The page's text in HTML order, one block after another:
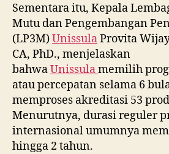
Sementara itu, Kepala
Mutu dan Pengembangan
(LP3M)UnissulaProvita
CA, PhD., menjelaskan
bahwaUnissulamemilih
atau percepatan selama 6
memproses akreditasi 53
Menurutnya, durasi reguler
internasional umumnya
hingga 2 tahun.